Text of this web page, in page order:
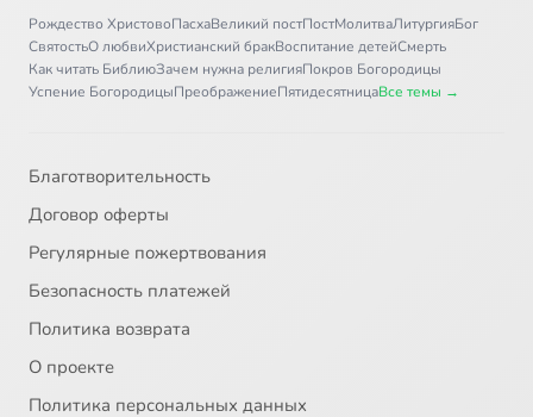
Рождество ХристовоПасхаВеликий постПостМолитваЛитургияБог
СвятостьО любвиХристианский бракВоспитание детейСмерть
Как читать БиблиюЗачем нужна религияПокров Богородицы
Успение БогородицыПреображениеПятидесятницаВсе темы →
Благотворительность
Договор оферты
Регулярные пожертвования
Безопасность платежей
Политика возврата
О проекте
Политика персональных данных